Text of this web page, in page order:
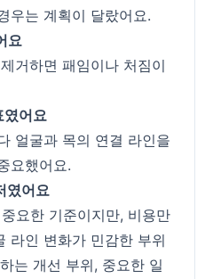
우는 계획이 달랐어요.
요
거하면 패임이나 처짐이
어요
얼굴과 목의 연결 라인을
요했어요.
였어요
요한 기준이지만, 비용만
라인 변화가 민감한 부위
는 개선 부위, 중요한 일